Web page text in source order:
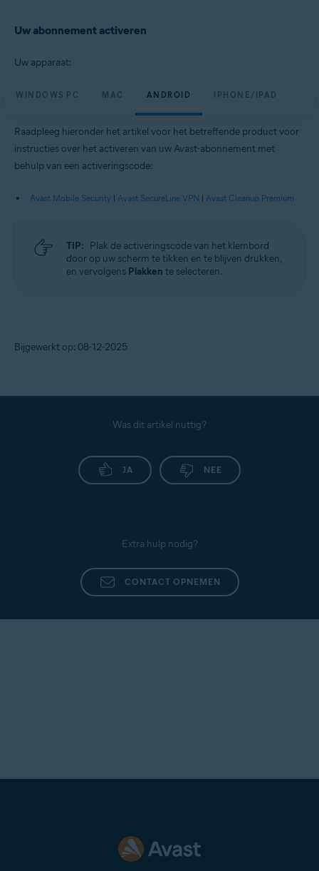
Uw abonnement activeren
Uw apparaat:
WINDOWS PC MAC ANDROID IPHONE/IPAD
Raadpleeg hieronder het artikel voor het betreffende product voor
instructies over het activeren van uw Avast-abonnement met
behulp van een activeringscode:
Avast Mobile Security | Avast SecureLine VPN | Avast Cleanup Premium
TIP: Plak de activeringscode van het klembord
door op uw scherm te tikken en te blijven drukken,
en vervolgens Plakken te selecteren.
Bijgewerkt op: 08-12-2025
Was dit artikel nuttig?
JA NEE
Extra hulp nodig?
CONTACT OPNEMEN